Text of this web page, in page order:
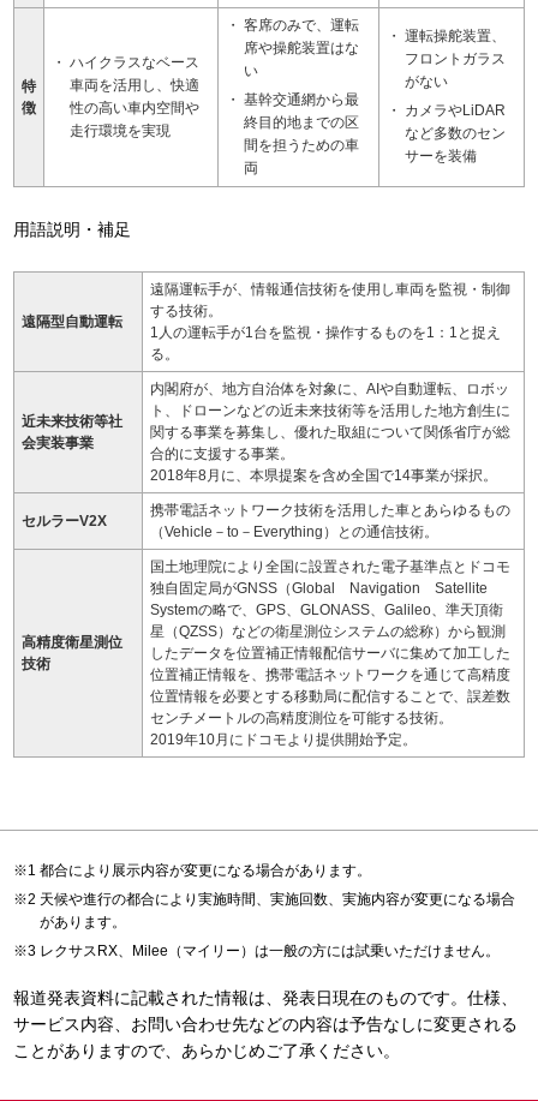
特
徴
ハイクラスなベース
車両を活用し、快適
性の高い車内空間や
走行環境を実現
客席のみで、運転
席や操舵装置はな
い
基幹交通網から最
終目的地までの区
間を担うための車
両
運転操舵装置、
フロントガラス
がない
カメラやLiDAR
など多数のセン
サーを装備
用語説明・補足
遠隔型自動運転
遠隔運転手が、情報通信技術を使用し車両を監視・制御
する技術。
1人の運転手が1台を監視・操作するものを1：1と捉え
る。
近未来技術等社
会実装事業
内閣府が、地方自治体を対象に、AIや自動運転、ロボッ
ト、ドローンなどの近未来技術等を活用した地方創生に
関する事業を募集し、優れた取組について関係省庁が総
合的に支援する事業。
2018年8月に、本県提案を含め全国で14事業が採択。
セルラーV2X
携帯電話ネットワーク技術を活用した車とあらゆるもの
（Vehicle－to－Everything）との通信技術。
高精度衛星測位
技術
国土地理院により全国に設置された電子基準点とドコモ
独自固定局がGNSS（Global Navigation Satellite
Systemの略で、GPS、GLONASS、Galileo、準天頂衛
星（QZSS）などの衛星測位システムの総称）から観測
したデータを位置補正情報配信サーバに集めて加工した
位置補正情報を、携帯電話ネットワークを通じて高精度
位置情報を必要とする移動局に配信することで、誤差数
センチメートルの高精度測位を可能する技術。
2019年10月にドコモより提供開始予定。
都合により展示内容が変更になる場合があります。
天候や進行の都合により実施時間、実施回数、実施内容が変更になる場合
があります。
レクサスRX、Milee（マイリー）は一般の方には試乗いただけません。
報道発表資料に記載された情報は、発表日現在のものです。仕様、
サービス内容、お問い合わせ先などの内容は予告なしに変更される
ことがありますので、あらかじめご了承ください。